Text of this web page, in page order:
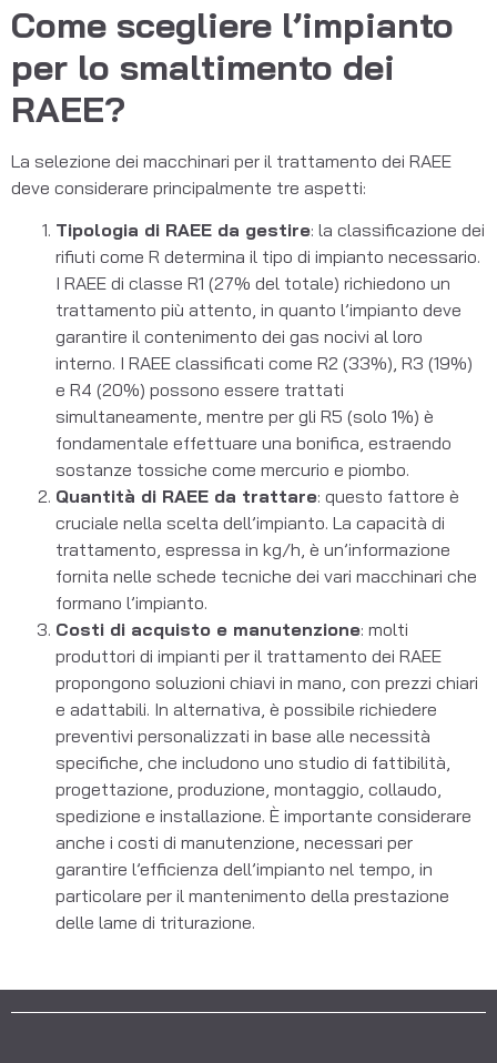
Come scegliere l’impianto
per lo smaltimento dei
RAEE?
La selezione dei macchinari per il trattamento dei RAEE
deve considerare principalmente tre aspetti:
Tipologia di RAEE da gestire: la classificazione dei
rifiuti come R determina il tipo di impianto necessario.
I RAEE di classe R1 (27% del totale) richiedono un
trattamento più attento, in quanto l’impianto deve
garantire il contenimento dei gas nocivi al loro
interno. I RAEE classificati come R2 (33%), R3 (19%)
e R4 (20%) possono essere trattati
simultaneamente, mentre per gli R5 (solo 1%) è
fondamentale effettuare una bonifica, estraendo
sostanze tossiche come mercurio e piombo.
Quantità di RAEE da trattare: questo fattore è
cruciale nella scelta dell’impianto. La capacità di
trattamento, espressa in kg/h, è un’informazione
fornita nelle schede tecniche dei vari macchinari che
formano l’impianto.
Costi di acquisto e manutenzione: molti
produttori di impianti per il trattamento dei RAEE
propongono soluzioni chiavi in mano, con prezzi chiari
e adattabili. In alternativa, è possibile richiedere
preventivi personalizzati in base alle necessità
specifiche, che includono uno studio di fattibilità,
progettazione, produzione, montaggio, collaudo,
spedizione e installazione. È importante considerare
anche i costi di manutenzione, necessari per
garantire l’efficienza dell’impianto nel tempo, in
particolare per il mantenimento della prestazione
delle lame di triturazione.